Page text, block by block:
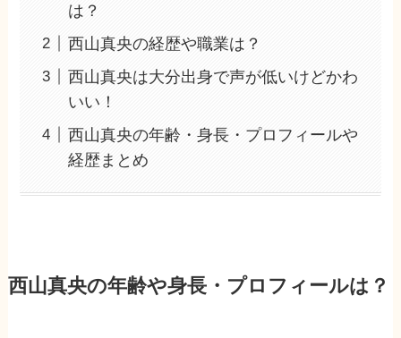
は？
西山真央の経歴や職業は？
西山真央は大分出身で声が低いけどかわ
いい！
西山真央の年齢・身長・プロフィールや
経歴まとめ
西山真央の年齢や身長・プロフィールは？